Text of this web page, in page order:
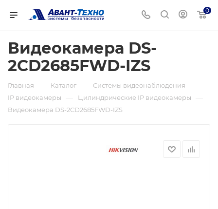
0
Видеокамера DS-
2CD2685FWD-IZS
Главная — Каталог — Системы видеонаблюдения —
IP видеокамеры — Цилиндрические IP видеокамеры —
Видеокамера DS-2CD2685FWD-IZS